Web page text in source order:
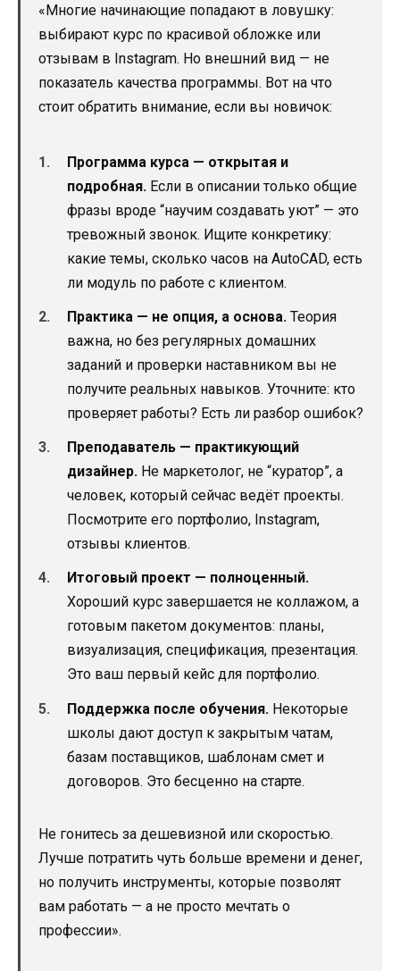
«Многие начинающие попадают в ловушку:
выбирают курс по красивой обложке или
отзывам в Instagram. Но внешний вид — не
показатель качества программы. Вот на что
стоит обратить внимание, если вы новичок:
Программа курса — открытая и
подробная. Если в описании только общие
фразы вроде “научим создавать уют” — это
тревожный звонок. Ищите конкретику:
какие темы, сколько часов на AutoCAD, есть
ли модуль по работе с клиентом.
Практика — не опция, а основа. Теория
важна, но без регулярных домашних
заданий и проверки наставником вы не
получите реальных навыков. Уточните: кто
проверяет работы? Есть ли разбор ошибок?
Преподаватель — практикующий
дизайнер. Не маркетолог, не “куратор”, а
человек, который сейчас ведёт проекты.
Посмотрите его портфолио, Instagram,
отзывы клиентов.
Итоговый проект — полноценный.
Хороший курс завершается не коллажом, а
готовым пакетом документов: планы,
визуализация, спецификация, презентация.
Это ваш первый кейс для портфолио.
Поддержка после обучения. Некоторые
школы дают доступ к закрытым чатам,
базам поставщиков, шаблонам смет и
договоров. Это бесценно на старте.
Не гонитесь за дешевизной или скоростью.
Лучше потратить чуть больше времени и денег,
но получить инструменты, которые позволят
вам работать — а не просто мечтать о
профессии».